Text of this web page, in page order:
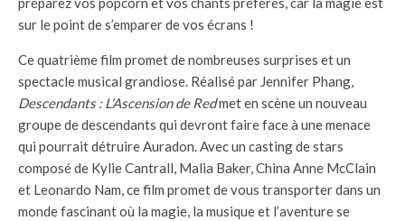
sur le point de s’emparer de vos écrans !
Ce quatrième film promet de nombreuses surprises et un
spectacle musical grandiose. Réalisé par Jennifer Phang,
Descendants : L’Ascension de Redmet en scène un nouveau
groupe de descendants qui devront faire face à une menace
qui pourrait détruire Auradon. Avec un casting de stars
composé de Kylie Cantrall, Malia Baker, China Anne McClain
et Leonardo Nam, ce film promet de vous transporter dans un
monde fascinant où la magie, la musique et l’aventure se